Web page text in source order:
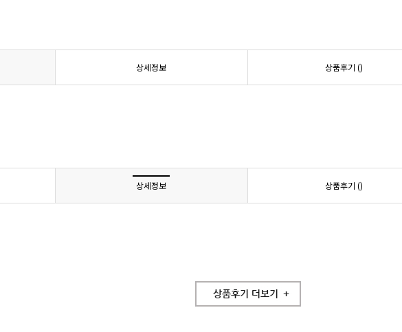
상세정보 상품후기 ()
상세정보 상품후기 ()